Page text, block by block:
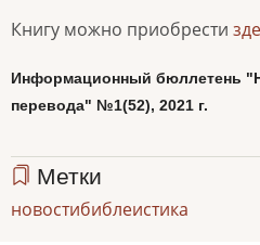
Книгу можно приобрести
Информационный бюллетень
перевода" №1(52), 2021 г.
Метки
новостибиблеистика